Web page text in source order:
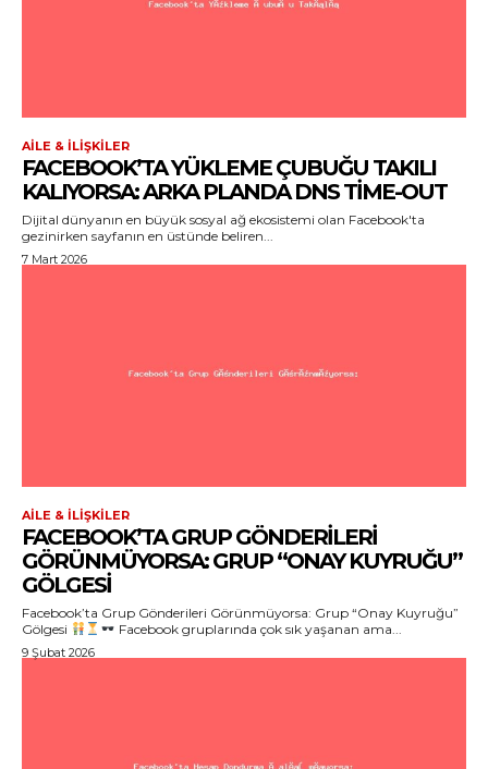
AILE & İLIŞKILER
FACEBOOK’TA YÜKLEME ÇUBUĞU TAKILI
KALIYORSA: ARKA PLANDA DNS TIME-OUT
Dijital dünyanın en büyük sosyal ağ ekosistemi olan Facebook'ta
gezinirken sayfanın en üstünde beliren...
7 Mart 2026
AILE & İLIŞKILER
FACEBOOK’TA GRUP GÖNDERILERI
GÖRÜNMÜYORSA: GRUP “ONAY KUYRUĞU”
GÖLGESI
Facebook’ta Grup Gönderileri Görünmüyorsa: Grup “Onay Kuyruğu”
Gölgesi
Facebook gruplarında çok sık yaşanan ama...
9 Şubat 2026